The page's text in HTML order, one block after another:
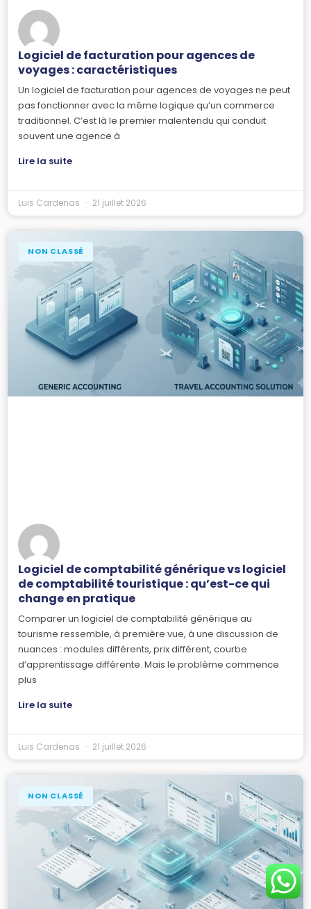
Logiciel de facturation pour agences de
voyages : caractéristiques
Un logiciel de facturation pour agences de voyages ne peut
pas fonctionner avec la même logique qu’un commerce
traditionnel. C’est là le premier malentendu qui conduit
souvent une agence à
Lire la suite
Luis Cardenas 21 juillet 2026
NON CLASSÉ
Logiciel de comptabilité générique vs logiciel
de comptabilité touristique : qu’est-ce qui
change en pratique
Comparer un logiciel de comptabilité générique au
tourisme ressemble, à première vue, à une discussion de
nuances : modules différents, prix différent, courbe
d’apprentissage différente. Mais le problème commence
plus
Lire la suite
Luis Cardenas 21 juillet 2026
NON CLASSÉ